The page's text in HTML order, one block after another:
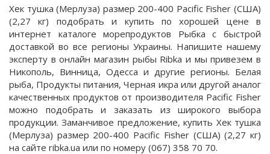
Хек тушка (Мерлуза) размер 200-400 Pacific Fisher (США)
(2,27 кг) подобрать и купить по хорошей цене в
интернет каталоге морепродуктов Рыбка с быстрой
доставкой во все регионы Украины. Напишите нашему
эксперту в онлайн магазин рыбы Ribka и мы привезем в
Никополь, Винница, Одесса и другие регионы. Белая
рыба, Продукты питания, Черная икра или другой аналог
качественных продуктов от производителя Pacific Fisher
можно подобрать и заказать из широкого выбора
продукции. Заманчивое предложение, купить Хек тушка
(Мерлуза) размер 200-400 Pacific Fisher (США) (2,27 кг)
на сайте ribka.ua или по номеру (067) 358 70 70.